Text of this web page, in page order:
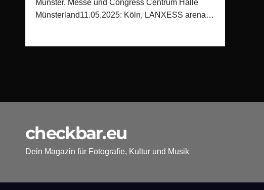
Münster, Messe und Congress Centrum Halle
Münsterland11.05.2025: Köln, LANXESS arena…
checkbar.eu
Dein Magazin für Fotografie, Kultur und Musik